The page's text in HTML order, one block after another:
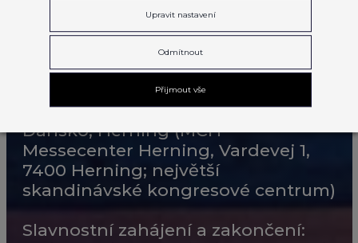
2025
9. – 13. 9. 2025
KDE?
Dánsko, Herning (MCH
Messecenter Herning, Vardevej 1,
7400 Herning; největší
skandinávské kongresové centrum)
Slavnostní zahájení a zakončení:
Upravit nastavení
Odmítnout
Přijmout vše